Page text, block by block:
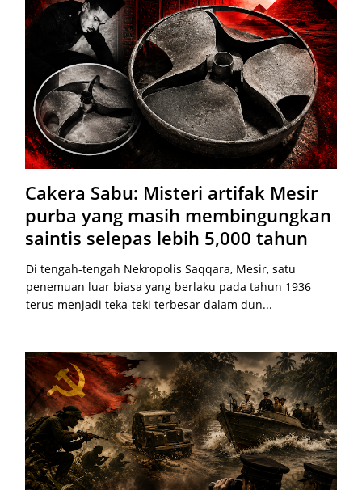
Cakera Sabu: Misteri artifak Mesir
purba yang masih membingungkan
saintis selepas lebih 5,000 tahun
Di tengah-tengah Nekropolis Saqqara, Mesir, satu
penemuan luar biasa yang berlaku pada tahun 1936
terus menjadi teka-teki terbesar dalam dun...